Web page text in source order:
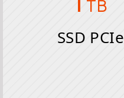
TB
SSD PCIe